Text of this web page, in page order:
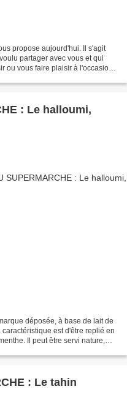
propose aujourd'hui. Il s'agit
partager avec vous et qui
ou vous faire plaisir à l'occasion
: Le halloumi,
déposée, à base de lait de
est d'être replié en
Il peut être servi nature,
: Le tahin